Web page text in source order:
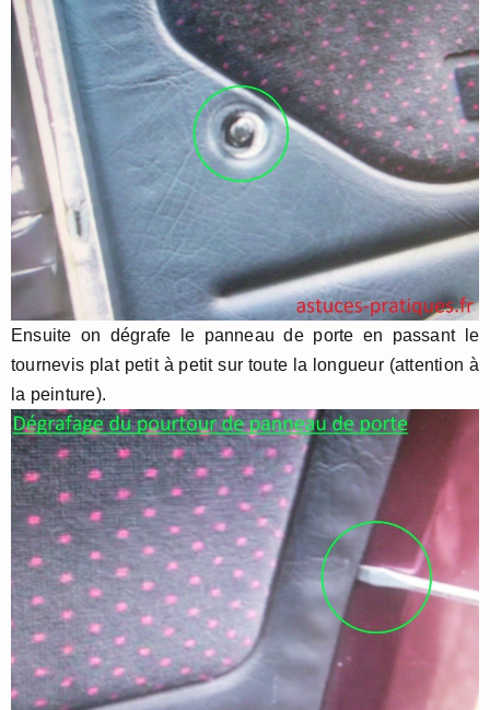
Ensuite on dégrafe le panneau de porte en passant le
tournevis plat petit à petit sur toute la longueur (attention à
la peinture).